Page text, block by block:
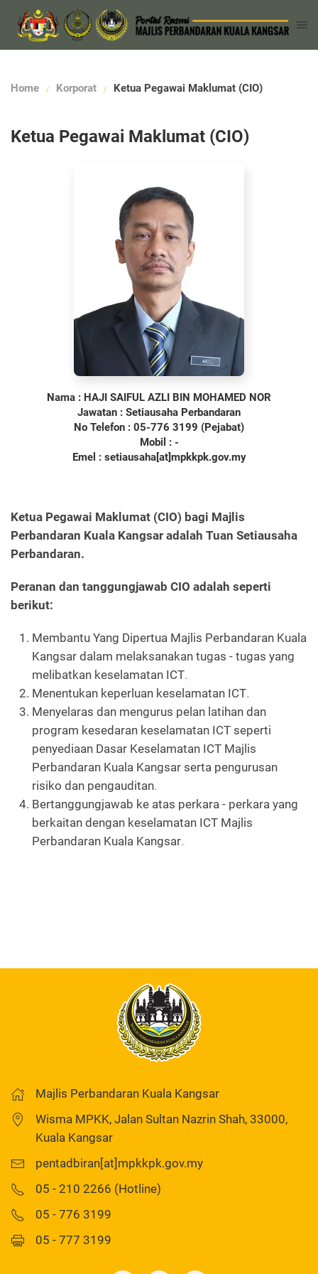
Home Korporat Ketua Pegawai Maklumat (CIO)
Ketua Pegawai Maklumat (CIO)
Nama : HAJI SAIFUL AZLI BIN MOHAMED NOR
Jawatan : Setiausaha Perbandaran
No Telefon : 05-776 3199 (Pejabat)
Mobil : -
Emel : setiausaha[at]mpkkpk.gov.my
Ketua Pegawai Maklumat (CIO) bagi Majlis
Perbandaran Kuala Kangsar adalah Tuan Setiausaha
Perbandaran.
Peranan dan tanggungjawab CIO adalah seperti
berikut:
Membantu Yang Dipertua Majlis Perbandaran Kuala
Kangsar dalam melaksanakan tugas - tugas yang
melibatkan keselamatan ICT.
Menentukan keperluan keselamatan ICT.
Menyelaras dan mengurus pelan latihan dan
program kesedaran keselamatan ICT seperti
penyediaan Dasar Keselamatan ICT Majlis
Perbandaran Kuala Kangsar serta pengurusan
risiko dan pengauditan.
Bertanggungjawab ke atas perkara - perkara yang
berkaitan dengan keselamatan ICT Majlis
Perbandaran Kuala Kangsar.
Majlis Perbandaran Kuala Kangsar
Wisma MPKK, Jalan Sultan Nazrin Shah, 33000,
Kuala Kangsar
pentadbiran[at]mpkkpk.gov.my
05 - 210 2266 (Hotline)
05 - 776 3199
05 - 777 3199